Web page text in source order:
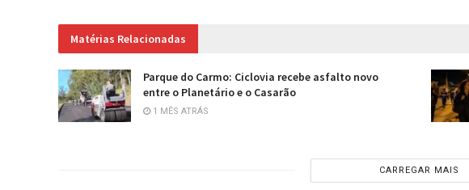
Matérias Relacionadas
Parque do Carmo: Ciclovia recebe asfalto novo
entre o Planetário e o Casarão
1 MÊS ATRÁS
CARREGAR MAIS